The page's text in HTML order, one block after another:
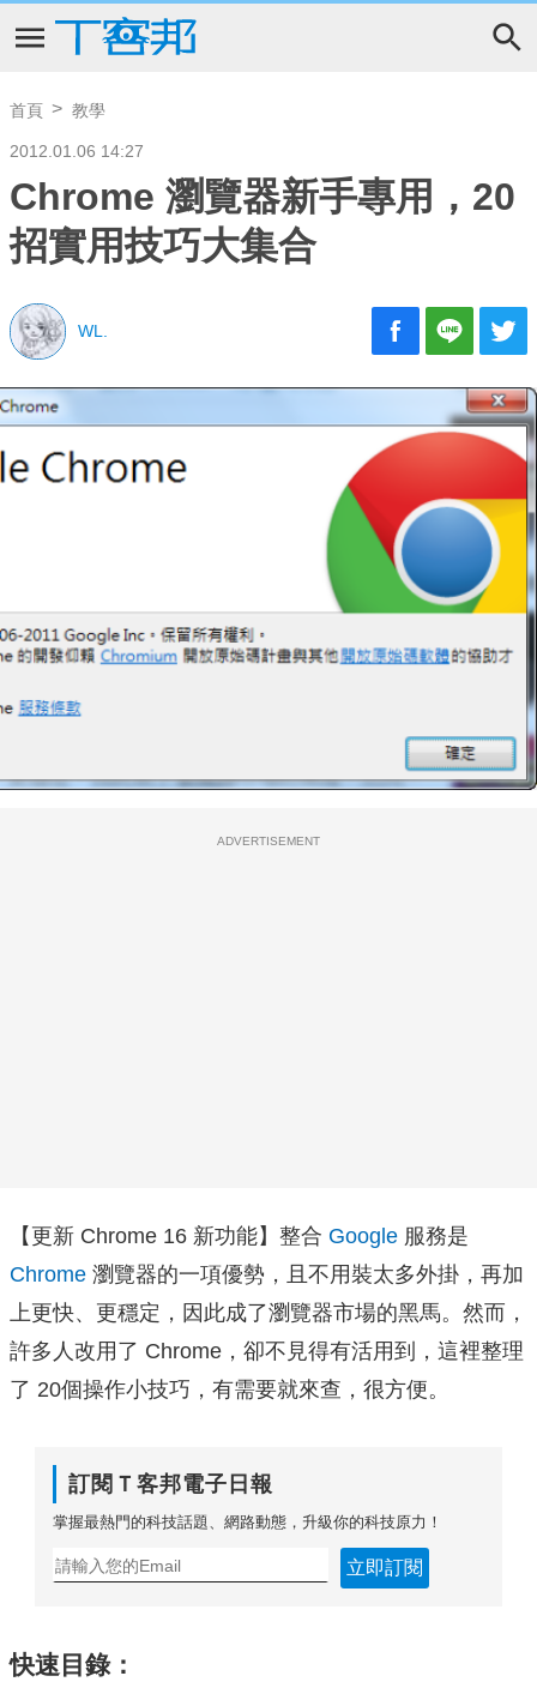
首頁 教學
2012.01.06 14:27
Chrome 瀏覽器新手專用，20
招實用技巧大集合
WL.
ADVERTISEMENT
【更新 Chrome 16 新功能】整合 Google 服務是
Chrome 瀏覽器的一項優勢，且不用裝太多外掛，再加
上更快、更穩定，因此成了瀏覽器市場的黑馬。然而，
許多人改用了 Chrome，卻不見得有活用到，這裡整理
了 20個操作小技巧，有需要就來查，很方便。
訂閱Ｔ客邦電子日報
掌握最熱門的科技話題、網路動態，升級你的科技原力！
立即訂閱
快速目錄：